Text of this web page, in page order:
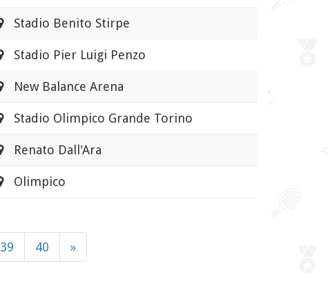
Stadio Benito Stirpe
Stadio Pier Luigi Penzo
New Balance Arena
Stadio Olimpico Grande Torino
Renato Dall'Ara
Olimpico
39 40 »